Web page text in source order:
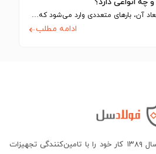
انواعی دارد؟
آن، بارهای متعددی وارد می‌شود که…
ادامه مطلب
هلدینگ پترو سازه ساحل، در سال ۱۳۸۹ کار خود را با تامین‌کنندگی تجهیزات